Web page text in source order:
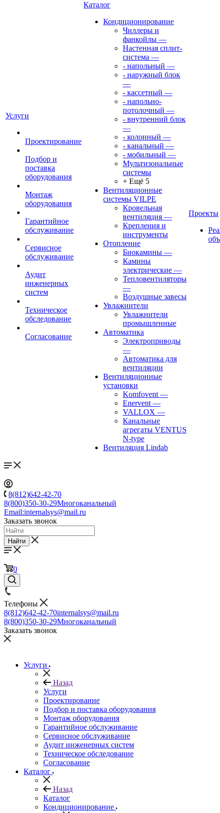
Услуги
Проектирование
Подбор и
поставка
оборудования
Монтаж
оборудования
Гарантийное
обслуживание
Сервисное
обслуживание
Аудит
инженерных
систем
Техническое
обследование
Согласование
Каталог
Кондиционирование
Чиллеры и
фанкойлы —
Настенная сплит-
система —
- напольный —
- наружный блок
—
- кассетный —
- напольно-
потолочный —
- внутренний блок
—
- колонный —
- канальный —
- мобильный —
Мультизональные
системы
+ Ещё 5
Вентиляционные
системы VILPE
Кровельная
вентиляция —
Крепления и
инструменты
Отопление
Биокамины —
Камины
электрические —
Тепловентиляторы
—
Воздушные завесы
Увлажнители
Увлажнители
промышленные
Автоматика
Электроприводы
—
Автоматика для
вентиляции
Вентиляционные
установки
Komfovent —
Enervent —
VALLOX —
Канальные
агрегаты VENTUS
N-type
Вентиляция Lindab
Проекты
8(812)642-42-70
8(800)350-30-29Многоканальный
Email:internalsys@mail.ru
Заказать звонок
Найти
0
Телефоны
8(812)642-42-70internalsys@mail.ru
8(800)350-30-29Многоканальный
Заказать звонок
Услуги
Назад
Услуги
Проектирование
Подбор и поставка оборудования
Монтаж оборудования
Гарантийное обслуживание
Сервисное обслуживание
Аудит инженерных систем
Техническое обследование
Согласование
Каталог
Назад
Каталог
Кондиционирование